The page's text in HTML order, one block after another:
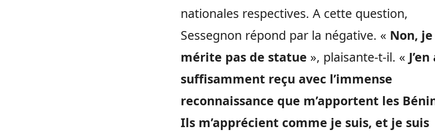
nationales respectives. A cette question,
Sessegnon répond par la négative. « Non,
mérite pas de statue », plaisante-t-il. «
suffisamment reçu avec l’immense
reconnaissance que m’apportent les
Ils m’apprécient comme je suis, et je suis